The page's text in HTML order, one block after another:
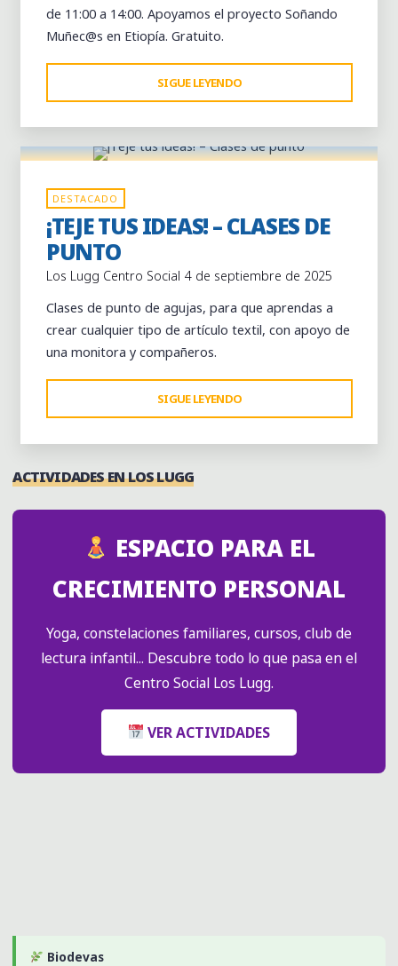
de 11:00 a 14:00. Apoyamos el proyecto Soñando
Muñec@s en Etiopía. Gratuito.
SIGUE LEYENDO
INTERNACIONAL
DE
TEJER
Actividades
continuas
Dejar un comentario
DESTACADO
¡TEJE TUS IDEAS! – CLASES DE
PUNTO
Los Lugg Centro Social 4 de septiembre de 2025
Clases de punto de agujas, para que aprendas a
crear cualquier tipo de artículo textil, con apoyo de
una monitora y compañeros.
SIGUE LEYENDO
TUS
IDEAS!
DE
ACTIVIDADES EN LOS LUGG
ESPACIO PARA EL
CRECIMIENTO PERSONAL
Yoga, constelaciones familiares, cursos, club de
lectura infantil... Descubre todo lo que pasa en el
Centro Social Los Lugg.
VER ACTIVIDADES
Biodevas